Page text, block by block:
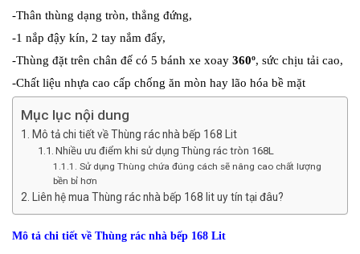
-Thân thùng dạng tròn, thẳng đứng,
-1 nắp đậy kín, 2 tay nắm đẩy,
-Thùng đặt trên chân đế có 5 bánh xe xoay 360º, sức chịu tải cao,
-Chất liệu nhựa cao cấp chống ăn mòn hay lão hóa bề mặt
Mục lục nội dung
Mô tả chi tiết về Thùng rác nhà bếp 168 Lit
Nhiều ưu điểm khi sử dụng Thùng rác tròn 168L
Sử dụng Thùng chứa đúng cách sẽ nâng cao chất lượng
bền bỉ hơn
Liên hệ mua Thùng rác nhà bếp 168 lit uy tín tại đâu?
Mô tả chi tiết về Thùng rác nhà bếp 168 Lit